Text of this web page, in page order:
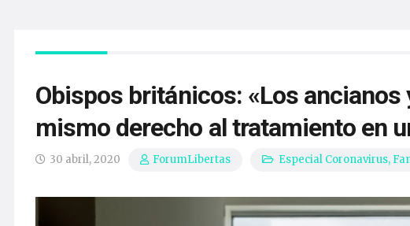
Obispos británicos: «Los
mismo derecho al tratamiento en
30 abril, 2020 ForumLibertas Especial Coronavirus,